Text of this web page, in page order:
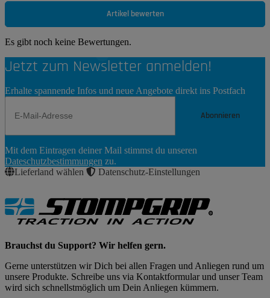
Artikel bewerten
Es gibt noch keine Bewertungen.
Jetzt zum Newsletter anmelden!
Erhalte spannende Infos und neue Angebote direkt ins Postfach
Abonnieren
Abonnieren
Mit dem Eintragen deiner Mail stimmst du unseren
Dateschutzbestimmungen zu.
Lieferland wählen
Datenschutz-Einstellungen
Brauchst du Support? Wir helfen gern.
Gerne unterstützen wir Dich bei allen Fragen und Anliegen rund um
unsere Produkte. Schreibe uns via Kontaktformular und unser Team
wird sich schnellstmöglich um Dein Anliegen kümmern.